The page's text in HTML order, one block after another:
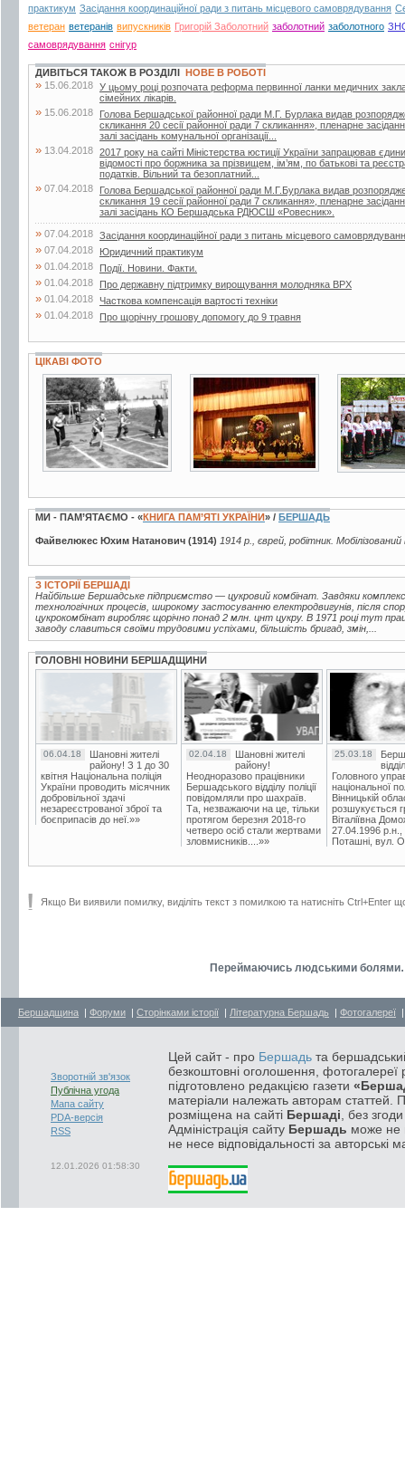
практикум Засідання координаційної ради з питань місцевого самоврядування
ветеран ветеранів випускників Григорій Заболотний заболотний заболотного
самоврядування снігур
ДИВІТЬСЯ ТАКОЖ В РОЗДІЛІ НОВЕ В РОБОТІ
» 15.06.2018 У цьому році розпочата реформа первинної ланки медичних
сімейних лікарів.
» 15.06.2018
Голова Бершадської районної ради М.Г. Бурлака видав
скликання 20 сесії районної ради 7 скликання», пленарне
залі засідань комунальної організації...
» 13.04.2018 2017 року на сайті Міністерства юстиції України запрацював
відомості про боржника за прізвищем, ім’ям, по батькові та
податків. Вільний та безоплатний...
» 07.04.2018
Голова Бершадської районної ради М.Г.Бурлака видав
скликання 19 сесії районної ради 7 скликання», пленарне
залі засідань КО Бершадська РДЮСШ «Ровесник».
» 07.04.2018 Засідання координаційної ради з питань місцевого
» 07.04.2018 Юридичний практикум
» 01.04.2018 Події. Новини. Факти.
» 01.04.2018 Про державну підтримку вирощування молодняка ВРХ
» 01.04.2018 Часткова компенсація вартості техніки
» 01.04.2018 Про щорічну грошову допомогу до 9 травня
ЦІКАВІ ФОТО
2 фото 5 фото 31 фото
МИ - ПАМ’ЯТАЄМО - «КНИГА ПАМ’ЯТІ УКРАЇНИ» / БЕРШАДЬ
Файвелюкес Юхим Натанович (1914) 1914 р., єврей, робітник.
З ІСТОРІЇ БЕРШАДІ
Найбільше Бершадське підприємство — цукровий комбінат. Завдяки
технологічних процесів, широкому застосуванню електродвигунів, після
цукрокомбінат виробляє щорічно понад 2 млн. цнт цукру. В 1971 році тут
заводу славиться своїми трудовими успіхами, більшість бригад, змін,...
ГОЛОВНІ НОВИНИ БЕРШАДЩИНИ
06.04.18
Шановні жителі
району! З 1 до 30
квітня Національна поліція
України проводить місячник
добровільної здачі
незареєстрованої зброї та
боєприпасів до неї.»»
02.04.18
Шановні жителі
району!
Неодноразово працівники
Бершадського відділу поліції
повідомляли про шахраїв.
Та, незважаючи на це, тільки
протягом березня 2018-го
четверо осіб стали жертвами
зловмисників....»»
25.03.18
Головного
національної
Вінницькій
розшукується
Віталіївна
27.04.1996 р.н.,
Поташні, вул.
Якщо Ви виявили помилку, виділіть текст з помилкою та натисніть Ctrl+Enter
Переймаючись людськими
Бершадщина | Форуми | Сторінками історії | Літературна Бершадь | Фотогалереї
Зворотній зв'язок
Публічна угода
Мапа сайту
PDA-версія
RSS
12.01.2026 01:58:30
Цей сайт - про Бершадь та
безкоштовні оголошення, фотогалереї
підготовлено редакцією газети
матеріали належать авторам статтей.
розміщена на сайті Бершаді , без
Адміністрація сайту Бершадь може не
не несе відповідальності за авторські